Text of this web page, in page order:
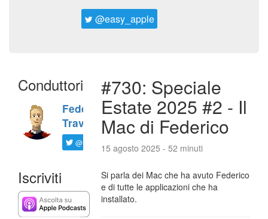
@easy_apple
Conduttori
Federico
Travaini
@ftrava
Iscriviti
#730: Speciale
Estate 2025 #2 - Il
Mac di Federico
15 agosto 2025 - 52 minuti
Si parla dei Mac che ha avuto Federico
e di tutte le applicazioni che ha
installato.